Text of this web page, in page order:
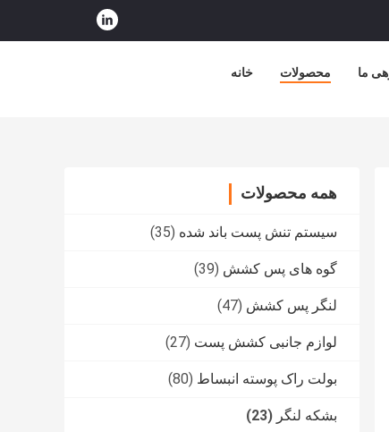
خانه محصولات ما
همه محصولات
سیستم تنش پست باند شده (35)
گوه های پس کشش (39)
لنگر پس کشش (47)
لوازم جانبی کشش پست (27)
بولت راک پوسته انبساط (80)
بشکه لنگر (23)